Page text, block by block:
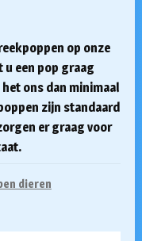
op onze
een pop graag
ons dan minimaal
zijn standaard
er graag voor
dieren